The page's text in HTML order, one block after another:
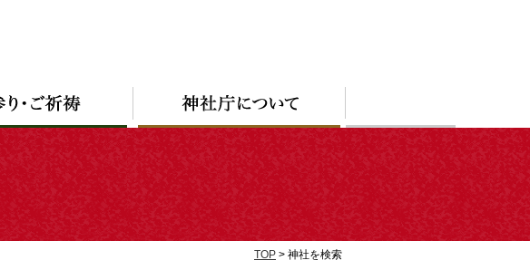
TOP > 神社を検索